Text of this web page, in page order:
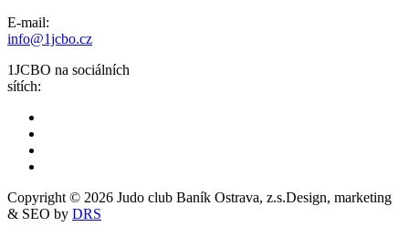
E-mail:
info@1jcbo.cz
1JCBO na sociálních
sítích:
Copyright © 2026 Judo club Baník Ostrava, z.s.Design, marketing
& SEO by DRS